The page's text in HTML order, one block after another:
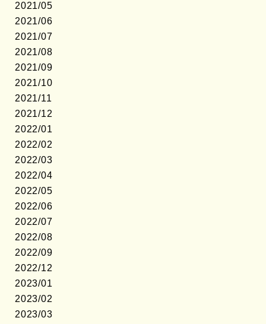
2021/05
2021/06
2021/07
2021/08
2021/09
2021/10
2021/11
2021/12
2022/01
2022/02
2022/03
2022/04
2022/05
2022/06
2022/07
2022/08
2022/09
2022/12
2023/01
2023/02
2023/03